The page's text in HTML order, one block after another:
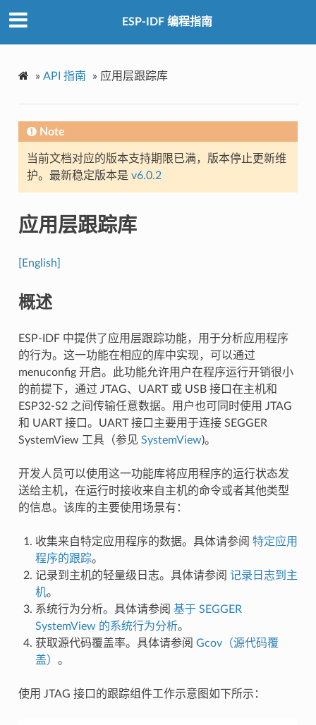
ESP-IDF 编程指南
» API 指南 » 应用层跟踪库
Note
当前文档对应的版本支持期限已满，版本停止更新维
护。最新稳定版本是 v6.0.2
应用层跟踪库
[English]
概述
ESP-IDF 中提供了应用层跟踪功能，用于分析应用程序
的行为。这一功能在相应的库中实现，可以通过
menuconfig 开启。此功能允许用户在程序运行开销很小
的前提下，通过 JTAG、UART 或 USB 接口在主机和
ESP32-S2 之间传输任意数据。用户也可同时使用 JTAG
和 UART 接口。UART 接口主要用于连接 SEGGER
SystemView 工具（参见 SystemView)。
开发人员可以使用这一功能库将应用程序的运行状态发
送给主机，在运行时接收来自主机的命令或者其他类型
的信息。该库的主要使用场景有：
收集来自特定应用程序的数据。具体请参阅 特定应用
程序的跟踪。
记录到主机的轻量级日志。具体请参阅 记录日志到主
机。
系统行为分析。具体请参阅 基于 SEGGER
SystemView 的系统行为分析。
获取源代码覆盖率。具体请参阅 Gcov（源代码覆
盖） 。
使用 JTAG 接口的跟踪组件工作示意图如下所示：